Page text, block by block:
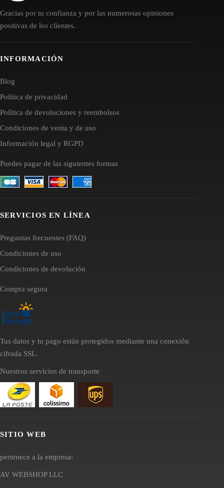
Gracias por tu confianza y por las numerosas opiniones
positivas de los clientes.
INFORMACIÓN
Blog
Política de privacidad
Política de devoluciones y reembolsos
Condiciones de venta y de uso
Información legal y RGPD
Puedes pagar de las siguientes formas
SERVICIOS EN LÍNEA
Preguntas frecuentes (FAQ)
Condiciones de uso
Condiciones de devolución
Compra segura
Tus datos y tu pago están protegidos mediante una conexión
cifrada SSL.
Nuestros servicios de transporte
SITIO WEB
pertenece a la empresa:
AV WEBSHOP LLC